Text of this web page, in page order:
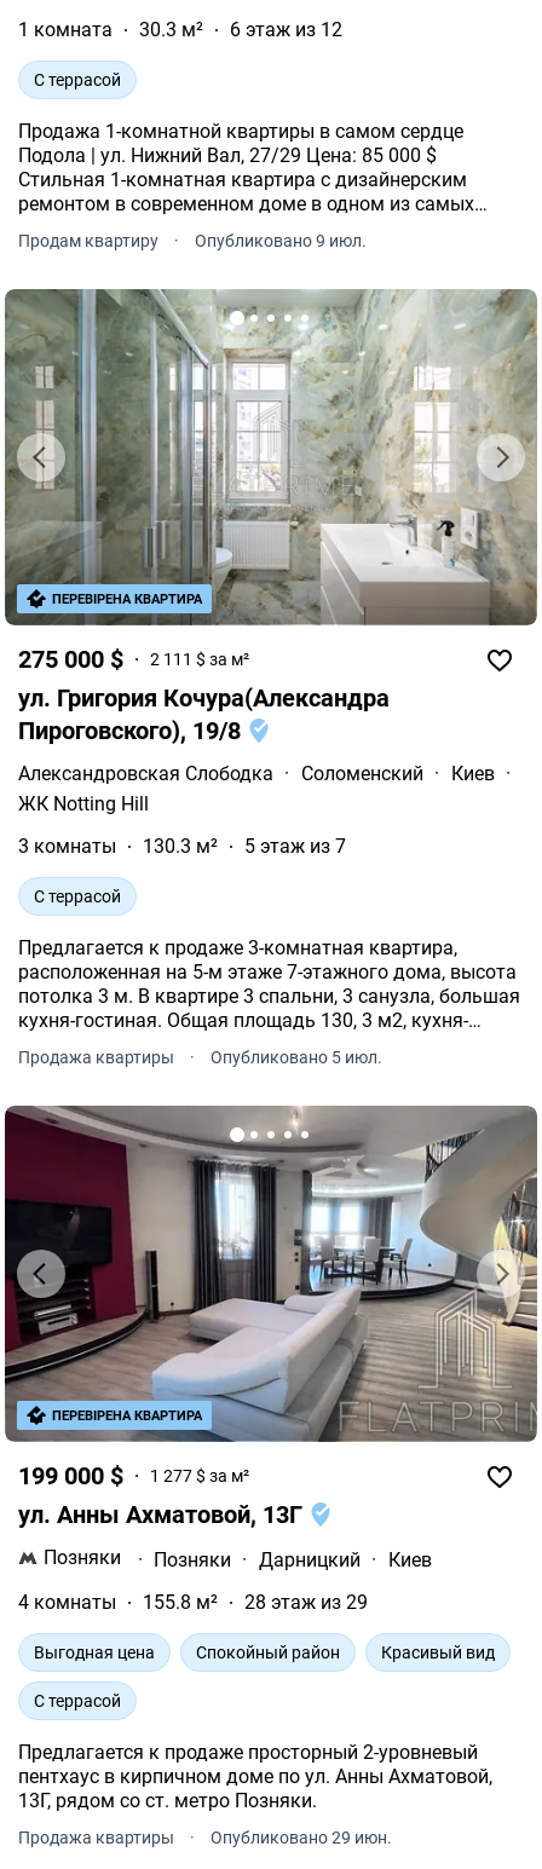
1 комната
30.3 м² 6 этаж из 12
С террасой
Продажа 1-комнатной квартиры в самом сердце
Подола | ул. Нижний Вал, 27/29 Цена: 85 000 $
Стильная 1-комнатная квартира с дизайнерским
ремонтом в современном доме в одном из самых
престижных районов Киева на Подоле. Основные
характеристики: Локация: Подольский район, ул.
Продам квартиру · Опубликовано 9 июл.
275 000 $ 2 111 $ за м²
ул. Григория Кочура(Александра
Пироговского), 19/8
Александровская Слободка · Соломенский · Киев ·
ЖК Notting Hill
3 комнаты
130.3 м² 5 этаж из 7
С террасой
Предлагается к продаже 3-комнатная квартира,
расположенная на 5-м этаже 7-этажного дома, высота
потолка 3 м. В квартире 3 спальни, 3 санузла, большая
кухня-гостиная. Общая площадь 130, 3 м2, кухня-
гостиная 61, 5 м2, с двумя балконами. Дом Бизнес
класса. 275 000$ Без комиссии.
Продажа квартиры · Опубликовано 5 июл.
ПЕРЕВІРЕНА КВАРТИРА
199 000 $ 1 277 $ за м²
ул. Анны Ахматовой, 13Г
Позняки · Позняки · Дарницкий ·
Киев
4 комнаты
155.8 м² 28 этаж из 29
Выгодная цена Спокойный район Красивый вид
С террасой
Предлагается к продаже просторный 2-уровневый
пентхаус в кирпичном доме по ул. Анны Ахматовой,
13Г, рядом со ст. метро Позняки.
Продажа квартиры · Опубликовано 29 июн.
ПЕРЕВІРЕНА КВАРТИРА